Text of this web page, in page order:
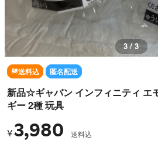
3 / 3
送料込 匿名配送
新品☆ギャバン インフィニティ エ
ギー 2種 玩具
¥3,980 送料込